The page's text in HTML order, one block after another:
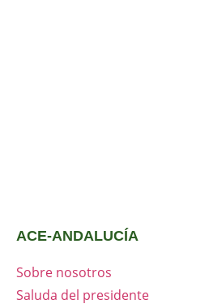
ACE-ANDALUCÍA
Sobre nosotros
Saluda del presidente